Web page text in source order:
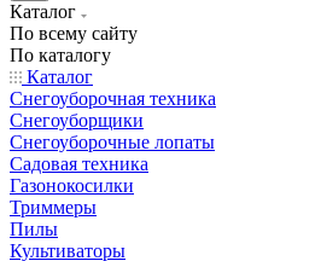
Каталог
По всему сайту
По каталогу
Каталог
Снегоуборочная техника
Снегоуборщики
Снегоуборочные лопаты
Садовая техника
Газонокосилки
Триммеры
Пилы
Культиваторы